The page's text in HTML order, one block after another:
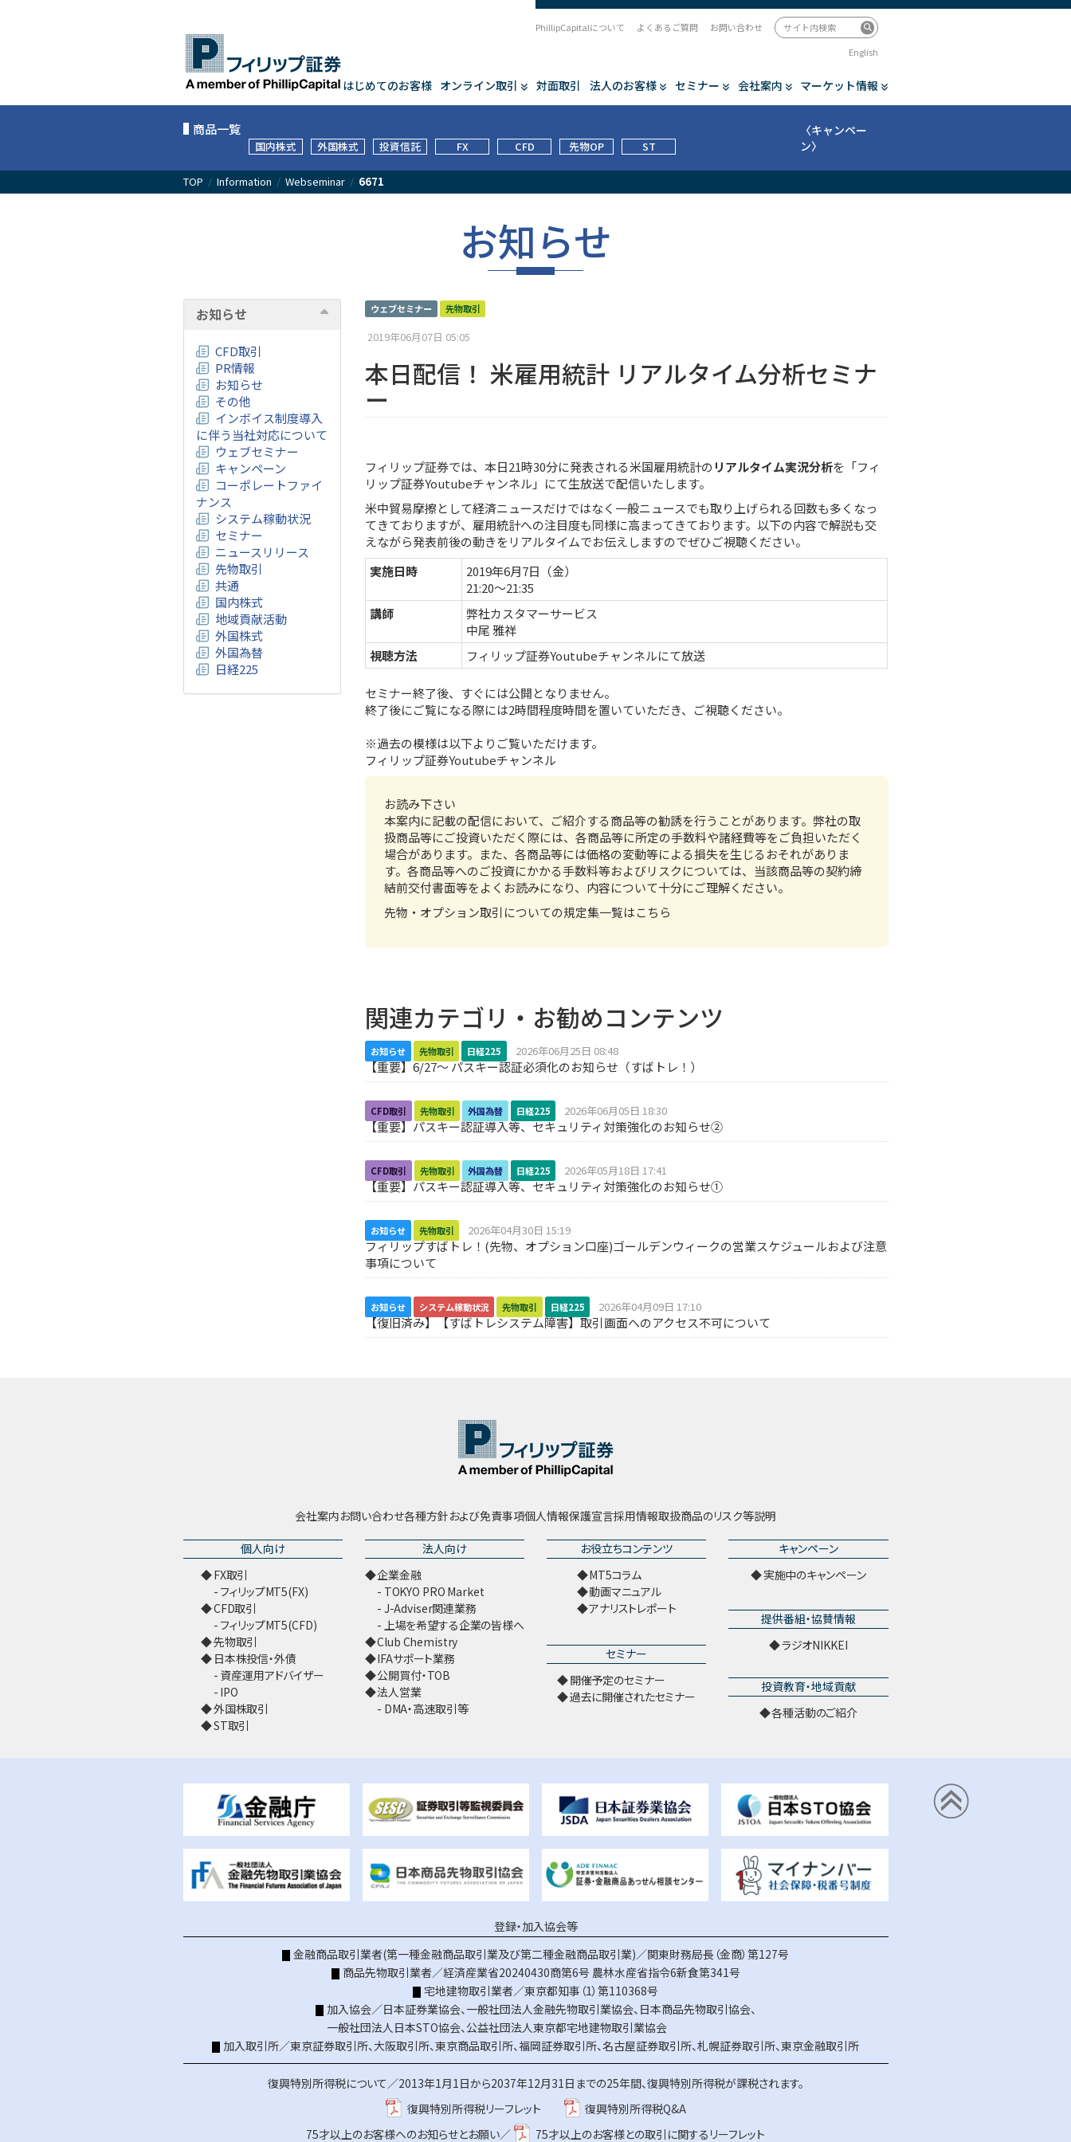
はじめてのお客様 オンライン取引 対面取引 法人のお客様 セミナー 会社案内 マーケット情報
PhillipCapitalについて よくあるご質問
お問い合わせ
English
商品一覧
国内株式 外国株式 投資信託 FX CFD 先物OP ST
〈キャンペー
ン〉
TOP / Information / Webseminar/ 6671
お知らせ
お知らせ
CFD取引
PR情報
お知らせ
その他
インボイス制度導入
に伴う当社対応について
ウェブセミナー
キャンペーン
コーポレートファイ
ナンス
システム稼動状況
セミナー
ニュースリリース
先物取引
共通
国内株式
地域貢献活動
外国株式
外国為替
日経225
ウェブセミナー 先物取引
2019年06月07日 05:05
本日配信！ 米雇用統計 リアルタイム分析セミナ
ー
フィリップ証券では、本日21時30分に発表される米国雇用統計のリアルタイム実況分析を「フィ
リップ証券Youtubeチャンネル 」にて生放送で配信いたします。
米中貿易摩擦として経済ニュースだけではなく一般ニュースでも取り上げられる回数も多くなっ
てきておりますが、雇用統計への注目度も同様に高まってきております。以下の内容で解説も交
えながら発表前後の動きをリアルタイムでお伝えしますのでぜひご視聴ください。
実施日時
2019年6月7日（金）
21:20～21:35
講師
弊社カスタマーサービス
中尾 雅祥
視聴方法
フィリップ証券Youtubeチャンネルにて放送
セミナー終了後、すぐには公開となりません。
終了後にご覧になる際には2時間程度時間を置いていただき、ご視聴ください。
※過去の模様は以下よりご覧いただけます。
フィリップ証券Youtubeチャンネル
お読み下さい
本案内に記載の配信において、ご紹介する商品等の勧誘を行うことがあります。弊社の取
扱商品等にご投資いただく際には、各商品等に所定の手数料や諸経費等をご負担いただく
場合があります。また、各商品等には価格の変動等による損失を生じるおそれがありま
す。各商品等へのご投資にかかる手数料等およびリスクについては、当該商品等の契約締
結前交付書面等をよくお読みになり、内容について十分にご理解ください。
先物・オプション取引についての規定集一覧はこちら
関連カテゴリ・お勧めコンテンツ
お知らせ 先物取引 日経225 2026年06月25日 08:48
【重要】6/27～ パスキー認証必須化のお知らせ（すばトレ！）
CFD取引 先物取引 外国為替 日経225 2026年06月05日 18:30
【重要】パスキー認証導入等、セキュリティ対策強化のお知らせ②
CFD取引 先物取引 外国為替 日経225 2026年05月18日 17:41
【重要】パスキー認証導入等、セキュリティ対策強化のお知らせ①
お知らせ 先物取引 2026年04月30日 15:19
フィリップすばトレ！(先物、オプション口座)ゴールデンウィークの営業スケジュールおよび注意
事項について
お知らせ システム稼動状況 先物取引 日経225 2026年04月09日 17:10
【復旧済み】【すばトレシステム障害】取引画面へのアクセス不可について
会社案内お問い合わせ各種方針および免責事項個人情報保護宣言採用情報取扱商品のリスク等説明
個人向け
FX取引
フィリップMT5(FX)
CFD取引
フィリップMT5(CFD)
先物取引
日本株投信・外債
資産運用アドバイザー
IPO
外国株取引
ST取引
法人向け
企業金融
TOKYO PRO Market
J-Adviser関連業務
上場を希望する企業の皆様へ
Club Chemistry
IFAサポート業務
公開買付・TOB
法人営業
DMA・高速取引等
お役立ちコンテンツ
MT5コラム
動画マニュアル
アナリストレポート
セミナー
開催予定のセミナー
過去に開催されたセミナー
キャンペーン
実施中のキャンペーン
提供番組・協賛情報
ラジオNIKKEI
投資教育・地域貢献
各種活動のご紹介
登録・加入協会等
金融商品取引業者(第一種金融商品取引業及び第二種金融商品取引業)／関東財務局長（金商）第127号
商品先物取引業者／経済産業省20240430商第6号 農林水産省指令6新食第341号
宅地建物取引業者／東京都知事（1）第110368号
加入協会／日本証券業協会、一般社団法人金融先物取引業協会、 日本商品先物取引協会、
一般社団法人日本STO協会、公益社団法人東京都宅地建物取引業協会
加入取引所／東京証券取引所、大阪取引所、東京商品取引所、福岡証券取引所、名古屋証券取引所、札幌証券取引所、東京金融取引所
復興特別所得税について／2013年1月1日から2037年12月31日までの25年間、復興特別所得税が課税されます。
復興特別所得税リーフレット
復興特別所得税Q&A
75才以上のお客様へのお知らせとお願い／
75才以上のお客様との取引に関するリーフレット